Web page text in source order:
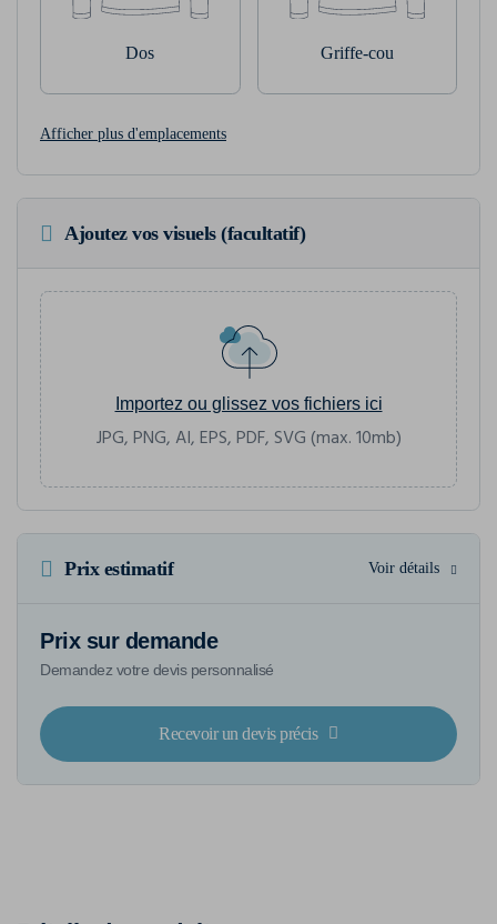
Dos Griffe-cou
Afficher plus d'emplacements
Ajoutez vos visuels (facultatif)
Importez ou glissez vos fichiers ici
JPG, PNG, AI, EPS, PDF, SVG (max. 10mb)
Prix estimatif Voir détails
Prix sur demande
Demandez votre devis personnalisé
Recevoir un devis précis